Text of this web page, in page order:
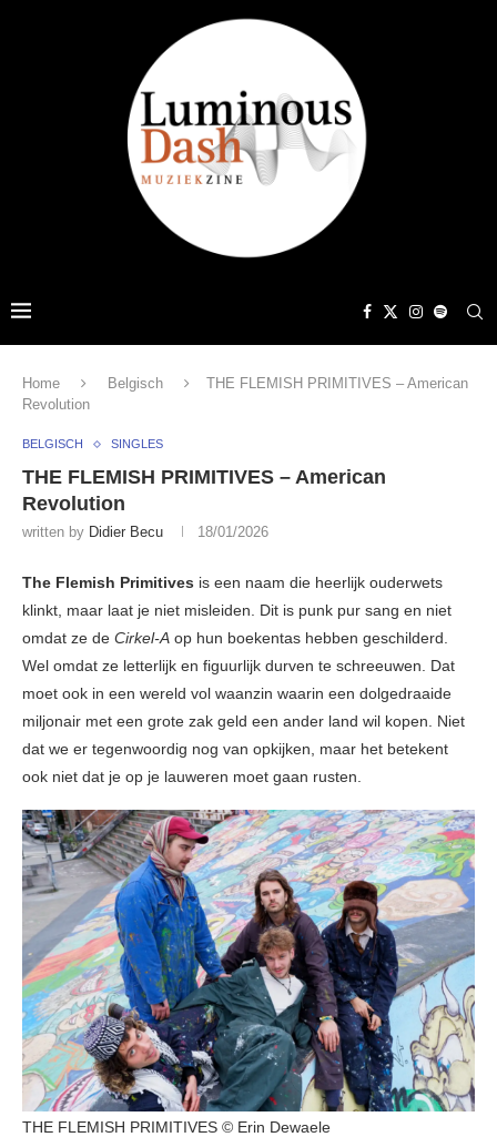
Home Belgisch
THE FLEMISH PRIMITIVES – American
Revolution
BELGISCH SINGLES
THE FLEMISH PRIMITIVES – American
Revolution
written by Didier Becu 18/01/2026
The Flemish Primitives is een naam die heerlijk ouderwets
klinkt, maar laat je niet misleiden. Dit is punk pur sang en niet
omdat ze de Cirkel-A op hun boekentas hebben geschilderd.
Wel omdat ze letterlijk en figuurlijk durven te schreeuwen. Dat
moet ook in een wereld vol waanzin waarin een dolgedraaide
miljonair met een grote zak geld een ander land wil kopen. Niet
dat we er tegenwoordig nog van opkijken, maar het betekent
ook niet dat je op je lauweren moet gaan rusten.
THE FLEMISH PRIMITIVES © Erin Dewaele